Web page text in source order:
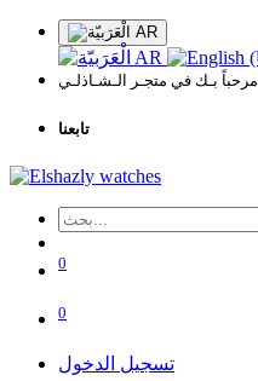
AR
AR
مرحباً بـك في متجـر الـشـاذلـي
تابعنا
0
0
تسجيل الدخول